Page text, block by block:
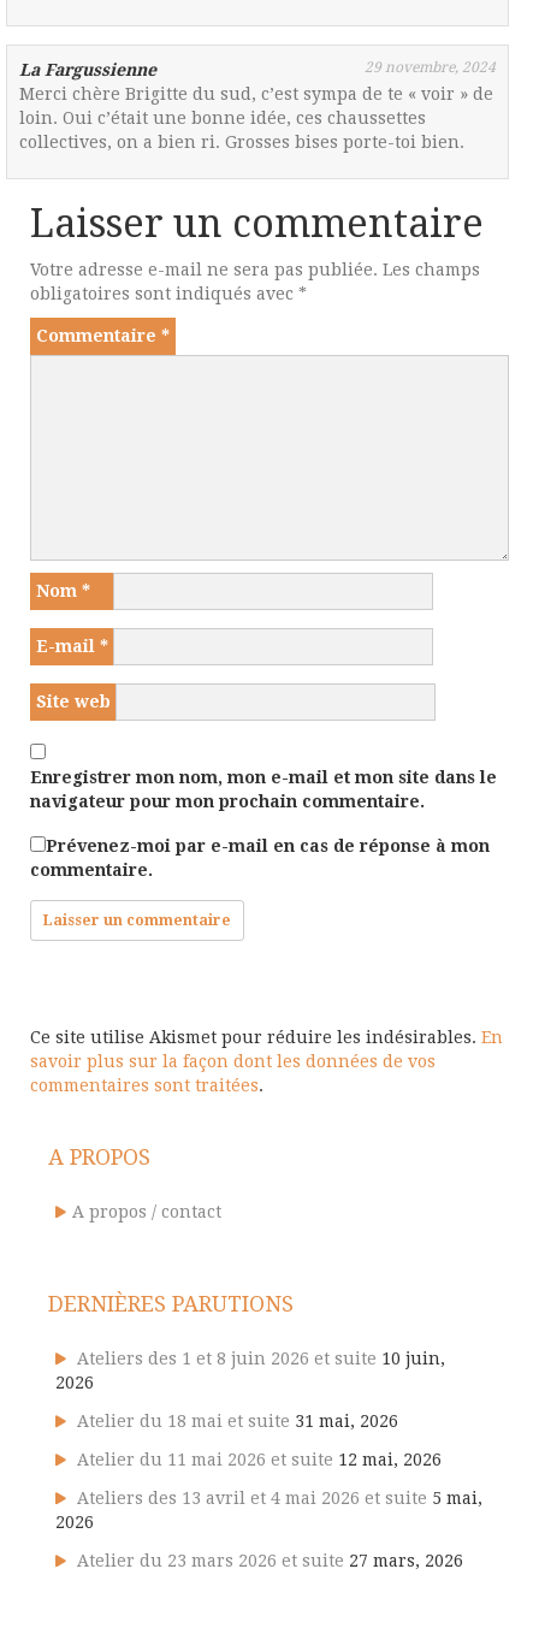
La Fargussienne 29 novembre, 2024
Merci chère Brigitte du sud, c’est sympa de te « voir » de
loin. Oui c’était une bonne idée, ces chaussettes
collectives, on a bien ri. Grosses bises porte-toi bien.
Laisser un commentaire
Votre adresse e-mail ne sera pas publiée. Les champs
obligatoires sont indiqués avec *
Commentaire *
Nom *
E-mail *
Site web
Enregistrer mon nom, mon e-mail et mon site dans le
navigateur pour mon prochain commentaire.
Prévenez-moi par e-mail en cas de réponse à mon
commentaire.
Ce site utilise Akismet pour réduire les indésirables. En
savoir plus sur la façon dont les données de vos
commentaires sont traitées.
A PROPOS
A propos / contact
DERNIÈRES PARUTIONS
Ateliers des 1 et 8 juin 2026 et suite 10 juin,
2026
Atelier du 18 mai et suite 31 mai, 2026
Atelier du 11 mai 2026 et suite 12 mai, 2026
Ateliers des 13 avril et 4 mai 2026 et suite 5 mai,
2026
Atelier du 23 mars 2026 et suite 27 mars, 2026